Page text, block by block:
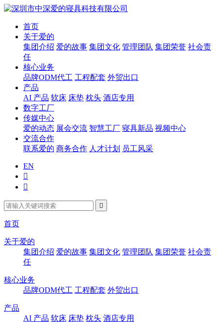
首页
关于爱的
集团介绍 爱的故事 集团文化 管理团队 集团荣誉 社会责
任
核心业务
品牌ODM代工 工程配套 外贸出口
产品
AI 产品 软床 床垫 枕头 酒店专用
数字工厂
传媒中心
爱的动态 展会交流 智慧工厂 寝具新品 视频中心
交流合作
联系爱的 商务合作 人才计划 员工风采
EN



首页
关于爱的
集团介绍 爱的故事 集团文化 管理团队 集团荣誉 社会责
任
核心业务
品牌ODM代工 工程配套 外贸出口
产品
AI 产品 软床 床垫 枕头 酒店专用